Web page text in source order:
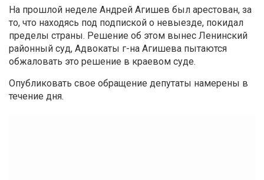
На прошлой неделе Андрей Агишев был арестован, за
то, что находясь под подпиской о невыезде, покидал
пределы страны. Решение об этом вынес Ленинский
районный суд, Адвокаты г-на Агишева пытаются
обжаловать это решение в краевом суде.
Опубликовать свое обращение депутаты намерены в
течение дня.